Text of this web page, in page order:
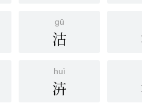
gū
沽
huì
泋